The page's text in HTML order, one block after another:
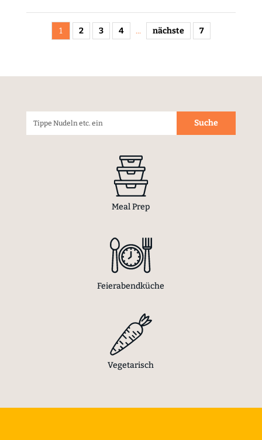
1 2 3 4 ... nächste 7
Meal Prep
Feierabendküche
Vegetarisch